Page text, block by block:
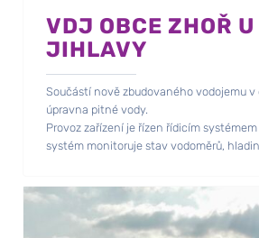
VDJ OBCE ZHOŘ U
JIHLAVY
Součástí nově zbudovaného vodojemu v
úpravna pitné vody.
Provoz zařízení je řízen řídicím systémem
systém monitoruje stav vodoměrů,